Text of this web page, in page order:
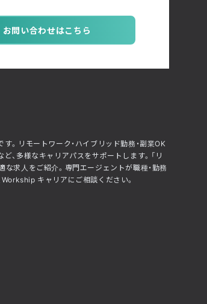
お問い合わせはこちら
。リモートワーク・ハイブリッド勤務・副業OK
、多様なキャリアパスをサポートします。「リ
な求人をご紹介。専門エージェントが職種・勤務
キャリアにご相談ください。